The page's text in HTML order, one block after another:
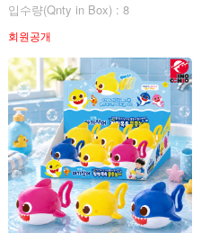
입수량(Qnty in Box) : 8
회원공개